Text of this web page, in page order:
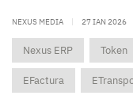
NEXUS MEDIA | 27 IAN 2026
Nexus ERP Token
EFactura